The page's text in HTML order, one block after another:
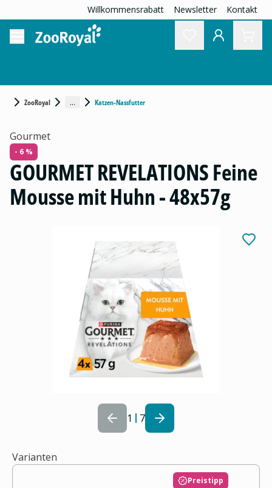
Willkommensrabatt Newsletter Kontakt
ZooRoyal ... Katzen-Nassfutter
1 7
Gourmet
- 6 %
GOURMET REVELATIONS Feine
Mousse mit Huhn - 48x57g
Varianten
Preistipp